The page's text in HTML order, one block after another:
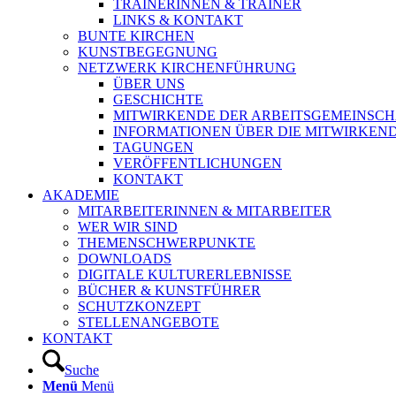
TRAINERINNEN & TRAINER
LINKS & KONTAKT
BUNTE KIRCHEN
KUNSTBEGEGNUNG
NETZWERK KIRCHENFÜHRUNG
ÜBER UNS
GESCHICHTE
MITWIRKENDE DER
INFORMATIONEN ÜBER DIE
TAGUNGEN
VERÖFFENTLICHUNGEN
KONTAKT
AKADEMIE
MITARBEITERINNEN & MITARBEITER
WER WIR SIND
THEMENSCHWERPUNKTE
DOWNLOADS
DIGITALE KULTURERLEBNISSE
BÜCHER & KUNSTFÜHRER
SCHUTZKONZEPT
STELLENANGEBOTE
KONTAKT
Suche
Menü Menü